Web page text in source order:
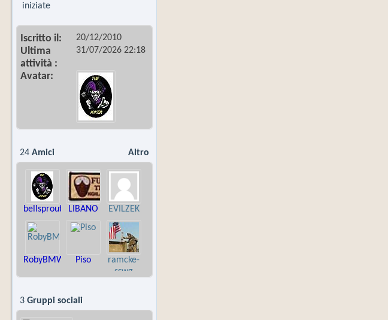
iniziate
Iscritto il 20/12/2010
Ultima
attività
31/07/2026 22:18
Avatar
Altro
24 Amici
bellsproutt LIBANO EVILZEK
RobyBMW Piso
ramcke-
sswg
3 Gruppi sociali